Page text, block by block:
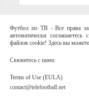
Футбол по ТВ - Все права
автоматически
файлов cookie! Здесь вы
Свяжитесь с нами:
Terms of Use (EULA)
contact@telefootball.net